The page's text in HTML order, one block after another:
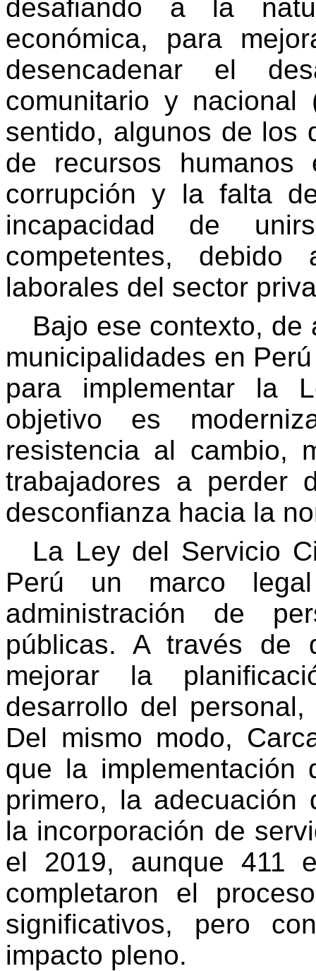
desafiando a la
económica, para
desencadenar el
comunitario y
sentido, algunos de los
de recursos
corrupción y la falta
incapacidad de
competentes,
laborales del sector
Bajo ese contexto,
municipalidades en
para implementar la
objetivo es
resistencia al cambio,
trabajadores a perder
desconfianza hacia la
La Ley del Servicio
Perú un marco
administración de
públicas. A través de
mejorar la
desarrollo del
Del mismo modo,
que la
primero, la adecuación
la incorporación de
el 2019, aunque 411
completaron el
significativos, pero
impacto pleno.